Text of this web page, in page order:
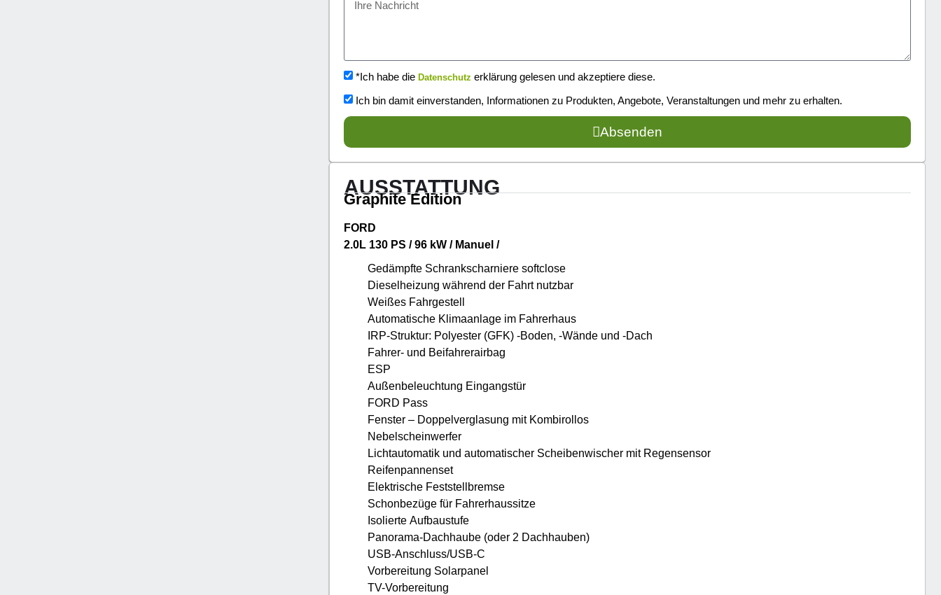
*Ich habe die Datenschutz erklärung gelesen und akzeptiere diese.
Ich bin damit einverstanden, Informationen zu Produkten, Angebote, Veranstaltungen und mehr zu erhalten.
Absenden
AUSSTATTUNG
Graphite Edition
FORD
2.0L 130 PS / 96 kW / Manuel /
Gedämpfte Schrankscharniere softclose
Dieselheizung während der Fahrt nutzbar
Weißes Fahrgestell
Automatische Klimaanlage im Fahrerhaus
IRP-Struktur: Polyester (GFK) -Boden, -Wände und -Dach
Fahrer- und Beifahrerairbag
ESP
Außenbeleuchtung Eingangstür
FORD Pass
Fenster – Doppelverglasung mit Kombirollos
Nebelscheinwerfer
Lichtautomatik und automatischer Scheibenwischer mit Regensensor
Reifenpannenset
Elektrische Feststellbremse
Schonbezüge für Fahrerhaussitze
Isolierte Aufbaustufe
Panorama-Dachhaube (oder 2 Dachhauben)
USB-Anschluss/USB-C
Vorbereitung Solarpanel
TV-Vorbereitung